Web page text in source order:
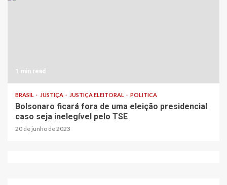
1 min read
BRASIL JUSTIÇA JUSTIÇA ELEITORAL POLITICA
Bolsonaro ficará fora de uma eleição presidencial
caso seja inelegível pelo TSE
20 de junho de 2023